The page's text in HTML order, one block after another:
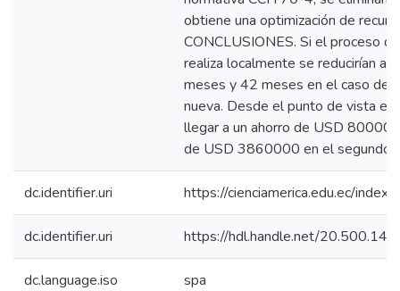
obtiene una optimización de
CONCLUSIONES. Si el proceso
realiza localmente se reducirían
meses y 42 meses en el caso de
nueva. Desde el punto de vista
llegar a un ahorro de USD
de USD 3860000 en el segundo
dc.identifier.uri https://cienciamerica.edu.ec/
dc.identifier.uri https://hdl.handle.net/
dc.language.iso spa